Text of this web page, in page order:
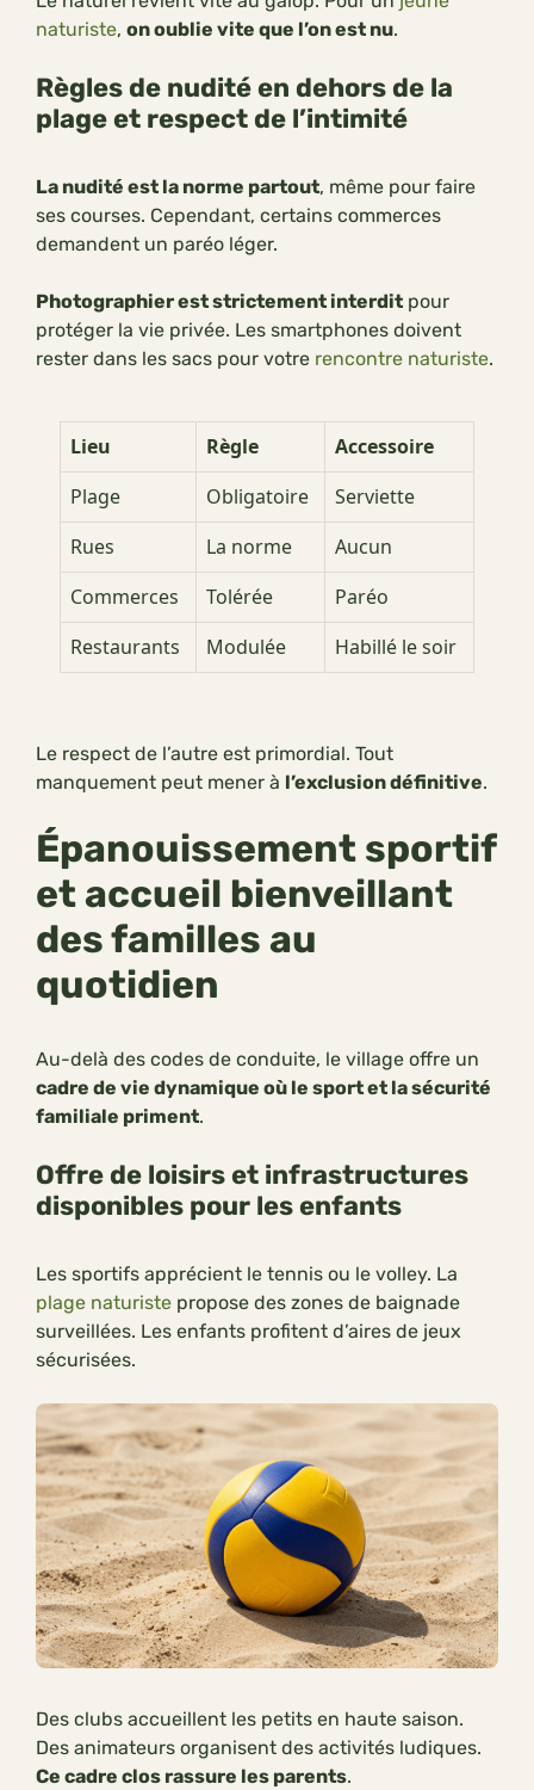
naturiste, on oublie vite que l’on est nu.
Règles de nudité en dehors de la
plage et respect de l’intimité
La nudité est la norme partout, même pour faire
ses courses. Cependant, certains commerces
demandent un paréo léger.
Photographier est strictement interdit pour
protéger la vie privée. Les smartphones doivent
rester dans les sacs pour votre rencontre naturiste.
Lieu Règle
Accessoire
Plage
Obligatoire
Serviette
Rues
La norme
Aucun
Commerces
Tolérée
Paréo
Restaurants
Modulée Habillé le soir
Le respect de l’autre est primordial. Tout
manquement peut mener à l’exclusion définitive.
Épanouissement sportif
et accueil bienveillant
des familles au
quotidien
Au-delà des codes de conduite, le village offre un
cadre de vie dynamique où le sport et la sécurité
familiale priment.
Offre de loisirs et infrastructures
disponibles pour les enfants
Les sportifs apprécient le tennis ou le volley. La
plage naturiste propose des zones de baignade
surveillées. Les enfants profitent d’aires de jeux
sécurisées.
Des clubs accueillent les petits en haute saison.
Des animateurs organisent des activités ludiques.
Ce cadre clos rassure les parents.